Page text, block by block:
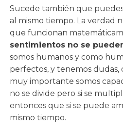
Sucede también que
al mismo tiempo. La verdad
que funcionan
sentimientos no se
somos humanos y como
perfectos, y tenemos dudas,
muy importante somos
no se divide pero si se
entonces que si se puede
mismo tiempo.